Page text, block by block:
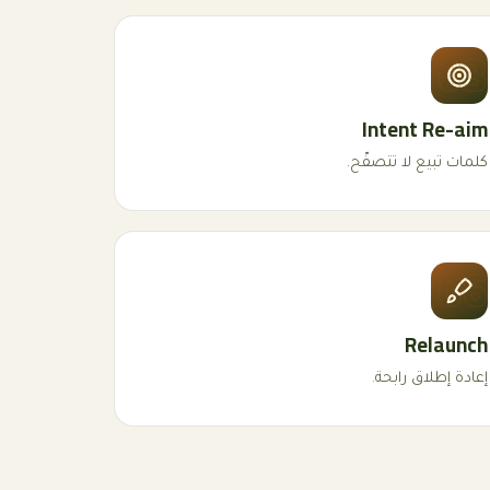
03
Intent Re-aim
كلمات تبيع لا تتصفّح.
06
Relaunch
إعادة إطلاق رابحة.